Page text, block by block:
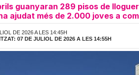
guanyaran 289 pisos de
ajudat més de 2.000 joves a
DE 2026 A LES 14:45H
07 DE JULIOL DE 2026 A LES 14:55H